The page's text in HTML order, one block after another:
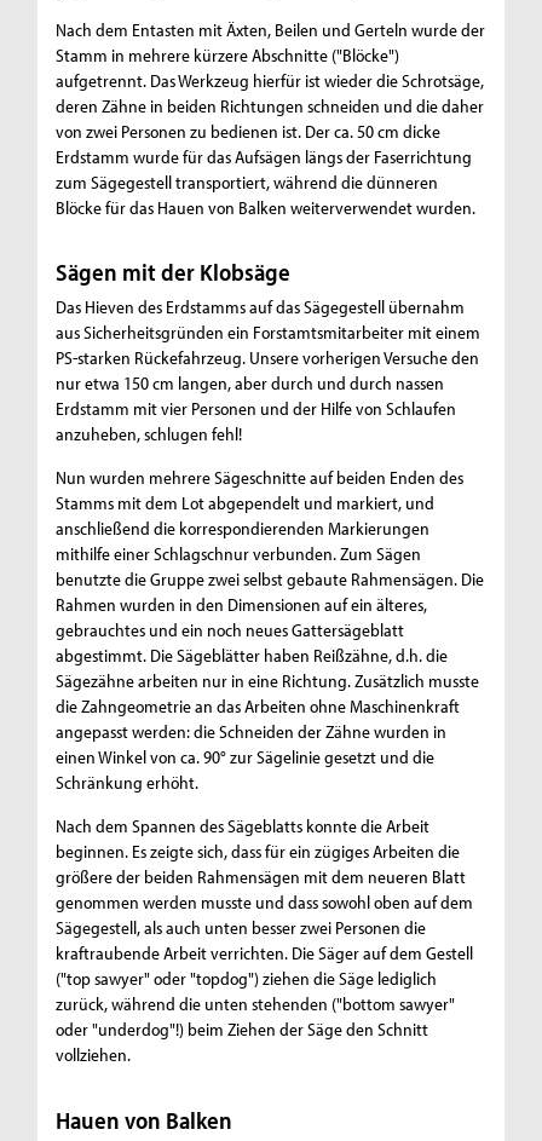
Nach dem Entasten mit Äxten, Beilen und Gerteln wurde der
Stamm in mehrere kürzere Abschnitte ("Blöcke")
aufgetrennt. Das Werkzeug hierfür ist wieder die Schrotsäge,
deren Zähne in beiden Richtungen schneiden und die daher
von zwei Personen zu bedienen ist. Der ca. 50 cm dicke
Erdstamm wurde für das Aufsägen längs der Faserrichtung
zum Sägegestell transportiert, während die dünneren
Blöcke für das Hauen von Balken weiterverwendet wurden.
Sägen mit der Klobsäge
Das Hieven des Erdstamms auf das Sägegestell übernahm
aus Sicherheitsgründen ein Forstamtsmitarbeiter mit einem
PS-starken Rückefahrzeug. Unsere vorherigen Versuche den
nur etwa 150 cm langen, aber durch und durch nassen
Erdstamm mit vier Personen und der Hilfe von Schlaufen
anzuheben, schlugen fehl!
Nun wurden mehrere Sägeschnitte auf beiden Enden des
Stamms mit dem Lot abgependelt und markiert, und
anschließend die korrespondierenden Markierungen
mithilfe einer Schlagschnur verbunden. Zum Sägen
benutzte die Gruppe zwei selbst gebaute Rahmensägen. Die
Rahmen wurden in den Dimensionen auf ein älteres,
gebrauchtes und ein noch neues Gattersägeblatt
abgestimmt. Die Sägeblätter haben Reißzähne, d.h. die
Sägezähne arbeiten nur in eine Richtung. Zusätzlich musste
die Zahngeometrie an das Arbeiten ohne Maschinenkraft
angepasst werden: die Schneiden der Zähne wurden in
einen Winkel von ca. 90° zur Sägelinie gesetzt und die
Schränkung erhöht.
Nach dem Spannen des Sägeblatts konnte die Arbeit
beginnen. Es zeigte sich, dass für ein zügiges Arbeiten die
größere der beiden Rahmensägen mit dem neueren Blatt
genommen werden musste und dass sowohl oben auf dem
Sägegestell, als auch unten besser zwei Personen die
kraftraubende Arbeit verrichten. Die Säger auf dem Gestell
("top sawyer" oder "topdog") ziehen die Säge lediglich
zurück, während die unten stehenden ("bottom sawyer"
oder "underdog"!) beim Ziehen der Säge den Schnitt
vollziehen.
Hauen von Balken